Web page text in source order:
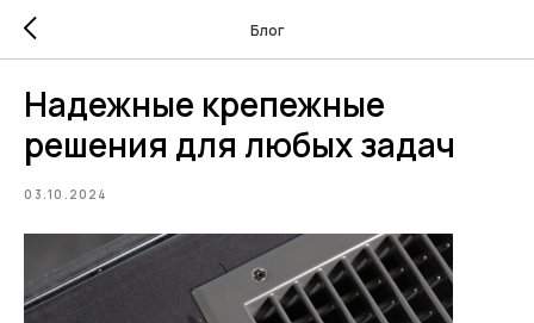
Блог
Надежные крепежные
решения для любых задач
03.10.2024